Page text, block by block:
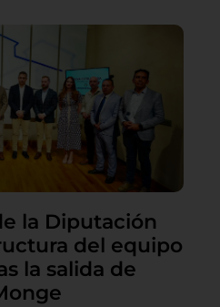
la Diputación
del equipo
la salida de